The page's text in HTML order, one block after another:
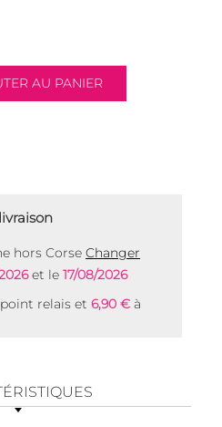
hors Corse Changer
et le 17/08/2026
relais et 6,90 € à